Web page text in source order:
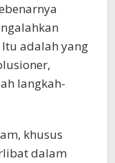
adalah yang
langkah-
khusus
dalam